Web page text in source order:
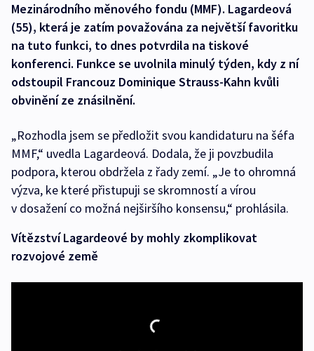
Mezinárodního měnového fondu (MMF). Lagardeová
(55), která je zatím považována za největší favoritku
na tuto funkci, to dnes potvrdila na tiskové
konferenci. Funkce se uvolnila minulý týden, kdy z ní
odstoupil Francouz Dominique Strauss-Kahn kvůli
obvinění ze znásilnění.
„Rozhodla jsem se předložit svou kandidaturu na šéfa
MMF,“ uvedla Lagardeová. Dodala, že ji povzbudila
podpora, kterou obdržela z řady zemí. „Je to ohromná
výzva, ke které přistupuji se skromností a vírou
v dosažení co možná nejširšího konsensu,“ prohlásila.
Vítězství Lagardeové by mohly zkomplikovat
rozvojové země